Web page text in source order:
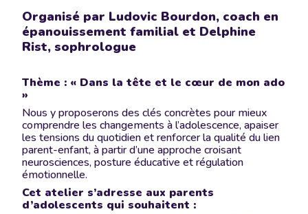
Organisé par Ludovic Bourdon, coach en
épanouissement familial et Delphine
Rist, sophrologue
Thème : « Dans la tête et le cœur de mon ado
»
Nous y proposerons des clés concrètes pour mieux
comprendre les changements à l’adolescence, apaiser
les tensions du quotidien et renforcer la qualité du lien
parent-enfant, à partir d’une approche croisant
neurosciences, posture éducative et régulation
émotionnelle.
Cet atelier s’adresse aux parents
d’adolescents qui souhaitent :